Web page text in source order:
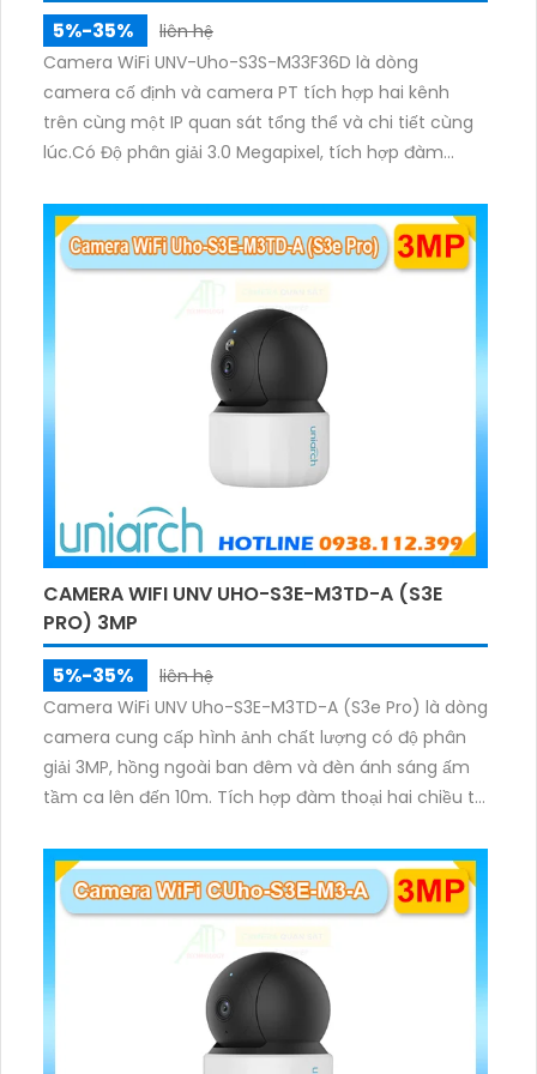
dung lượng thấp nhờ công nghệ nén hình H.265+.
5%-35%
liên hệ
Camera WiFi UNV-Uho-S3S-M33F36D là dòng
camera cố định và camera PT tích hợp hai kênh
trên cùng một IP quan sát tổng thể và chi tiết cùng
lúc.Có Độ phân giải 3.0 Megapixel, tích hợp đàm
sáng ấm lên đến 10m.
CAMERA WIFI UNV UHO-S3E-M3TD-A (S3E
PRO) 3MP
5%-35%
liên hệ
Camera WiFi UNV Uho-S3E-M3TD-A (S3e Pro) là dòng
camera cung cấp hình ảnh chất lượng có độ phân
giải 3MP, hồng ngoài ban đêm và đèn ánh sáng ấm
tầm ca lên đến 10m. Tích hợp đàm thoại hai chiều to